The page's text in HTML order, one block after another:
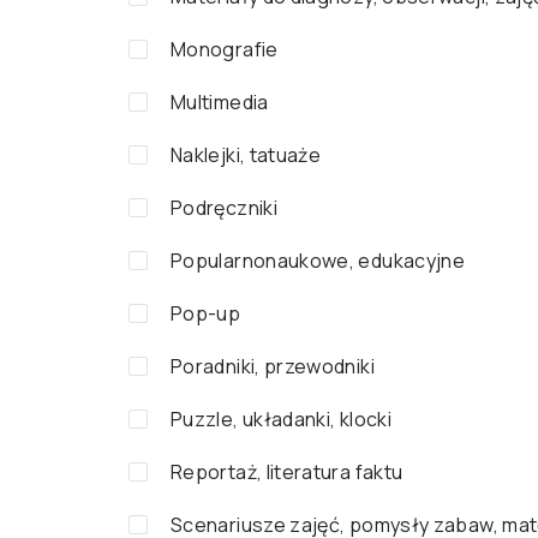
Monografie
Multimedia
Naklejki, tatuaże
Podręczniki
Popularnonaukowe, edukacyjne
Pop-up
Poradniki, przewodniki
Puzzle, układanki, klocki
Reportaż, literatura faktu
Scenariusze zajęć, pomysły zabaw,